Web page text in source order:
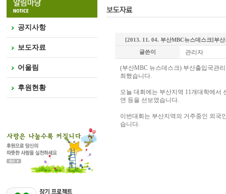
공지사항
보도자료
어울림
후원현황
[2013. 11. 04. 부산MBC뉴스데스크]부
글쓴이
관리자
(부산MBC 뉴스데스크) 부산출입국관
최했습니다.
오늘 대회에는 부산지역 11개대학에서
연 등을 선보였습니다.
이번대회는 부산지역의 거주중인 외국
습니다.